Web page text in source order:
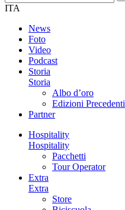
ITA
News
Foto
Video
Podcast
Storia
Storia
Albo d’oro
Edizioni Precedenti
Partner
Hospitality
Hospitality
Pacchetti
Tour Operator
Extra
Extra
Store